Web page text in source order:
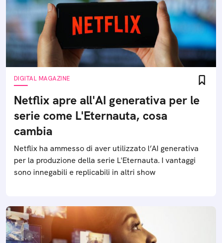
DIGITAL MAGAZINE
Netflix apre all'AI generativa per le
serie come L'Eternauta, cosa
cambia
Netflix ha ammesso di aver utilizzato l’AI generativa
per la produzione della serie L'Eternauta. I vantaggi
sono innegabili e replicabili in altri show